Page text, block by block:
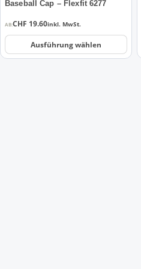
Baseball Cap – Flexfit 6277
AB:CHF 19.60inkl. MwSt.
Ausführung wählen
gewählt
werden